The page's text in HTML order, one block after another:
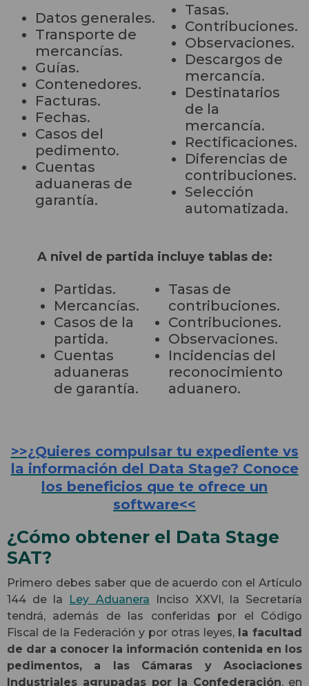
Datos generales.
Transporte de
mercancías.
Guías.
Contenedores.
Facturas.
Fechas.
Casos del
pedimento.
Cuentas
aduaneras de
garantía.
Tasas.
Contribuciones.
Observaciones.
Descargos de
mercancía.
Destinatarios
de la
mercancía.
Rectificaciones.
Diferencias de
contribuciones.
Selección
automatizada.
A nivel de partida incluye tablas de:
Partidas.
Mercancías.
Casos de la
partida.
Cuentas
aduaneras
de garantía.
Tasas de
contribuciones.
Contribuciones.
Observaciones.
Incidencias del
reconocimiento
aduanero.
>>¿Quieres compulsar tu expediente vs
la información del Data Stage? Conoce
los beneficios que te ofrece un
software<<
¿Cómo obtener el Data Stage
SAT?
Primero debes saber que de acuerdo con el Artículo
144 de la Ley Aduanera Inciso XXVI, la Secretaría
tendrá, además de las conferidas por el Código
Fiscal de la Federación y por otras leyes, la facultad
de dar a conocer la información contenida en los
pedimentos, a las Cámaras y Asociaciones
Industriales agrupadas por la Confederación, en